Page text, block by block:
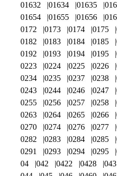
01632
01634 01635
01654
01655 01656
0172
0173 0174 0175
0182
0183 0184 0185
0192
0193 0194 0195
0223
0224 0225 0226
0234
0235 0237 0238
0243
0244 0246 0247
0255
0256 0257 0258
0263
0264 0265 0266
0270
0274 0276 0277
0282
0283 0284 0285
0291
0293 0294 0295
04
042 0422 0428 043